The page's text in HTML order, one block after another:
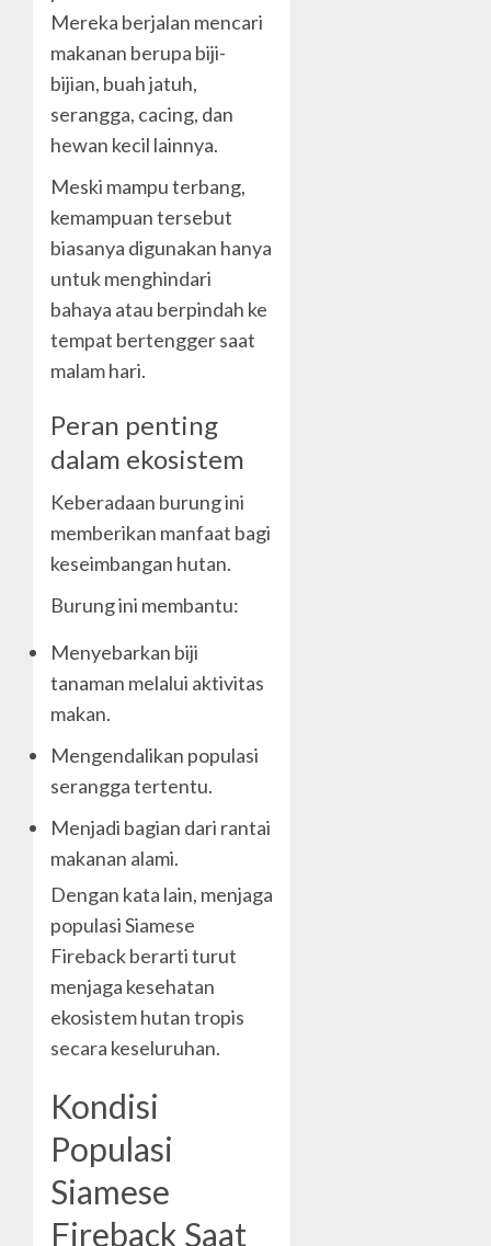
Mereka berjalan mencari
makanan berupa biji-
bijian, buah jatuh,
serangga, cacing, dan
hewan kecil lainnya.
Meski mampu terbang,
kemampuan tersebut
biasanya digunakan hanya
untuk menghindari
bahaya atau berpindah ke
tempat bertengger saat
malam hari.
Peran penting
dalam ekosistem
Keberadaan burung ini
memberikan manfaat bagi
keseimbangan hutan.
Burung ini membantu:
Menyebarkan biji
tanaman melalui aktivitas
makan.
Mengendalikan populasi
serangga tertentu.
Menjadi bagian dari rantai
makanan alami.
Dengan kata lain, menjaga
populasi Siamese
Fireback berarti turut
menjaga kesehatan
ekosistem hutan tropis
secara keseluruhan.
Kondisi
Populasi
Siamese
Fireback Saat